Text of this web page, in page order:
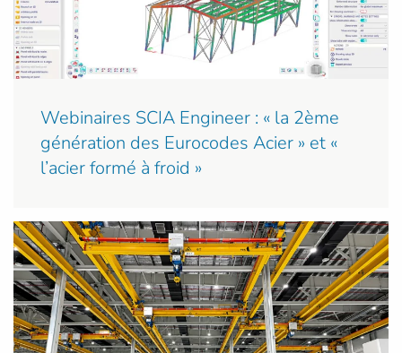
Webinaires SCIA Engineer : « la 2ème
génération des Eurocodes Acier » et «
l’acier formé à froid »